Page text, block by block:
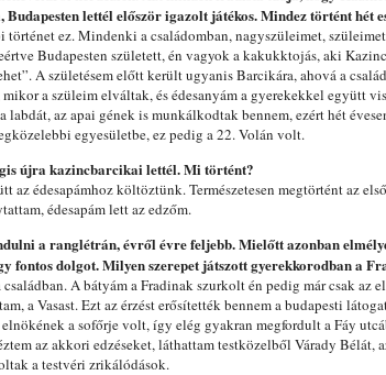
lettél először igazolt játékos. Mindez történt hét
történet ez. Mindenki a családomban, nagyszüleimet,
Budapesten született, én vagyok a kakukktojás, aki
A születésem előtt került ugyanis Barcikára, ahová a
a szüleim elváltak, és édesanyám a gyerekekkel együtt
labdát, az apai gének is munkálkodtak bennem, ezért hét
egyesületbe, ez pedig a 22. Volán volt.
újra kazincbarcikai lettél. Mi történt?
az édesapámhoz költöztünk. Természetesen megtörtént az
édesapám lett az edzőm.
a ranglétrán, évről évre feljebb. Mielőtt azonban
fontos dolgot. Milyen szerepet játszott gyerekkorodban a
A bátyám a Fradinak szurkolt én pedig már csak az
a Vasast. Ezt az érzést erősítették bennem a budapesti
elnökének a sofőrje volt, így elég gyakran megfordult a Fáy
az akkori edzéseket, láthattam testközelből Várady Bélát,
a testvéri zrikálódások.